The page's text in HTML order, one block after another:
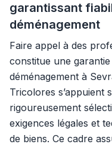
garantissant
déménagement
Faire appel à des
constitue une
déménagement à
Tricolores s’appuient
rigoureusement
exigences légales et
de biens. Ce cadre